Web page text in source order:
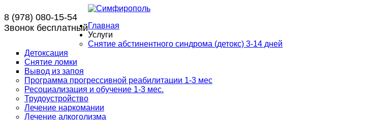
8 (978) 080-15-54
Звонок бесплатныйГлавная
Услуги
Снятие абстинентного синдрома (детокс) 3-14 дней
Детоксация
Снятие ломки
Вывод из запоя
Программа прогрессивной реабилитации 1-3 мес
Ресоциализация и обучение 1-3 мес.
Трудоустройство
Лечение наркомании
Лечение алкоголизма